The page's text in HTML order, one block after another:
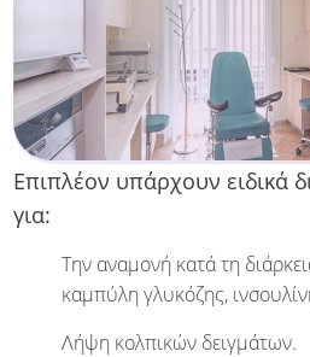
Επιπλέον υπάρχουν ειδικά
για:
Την αναμονή κατά τη
καμπύλη γλυκόζης,
Λήψη κολπικών δειγμάτων.